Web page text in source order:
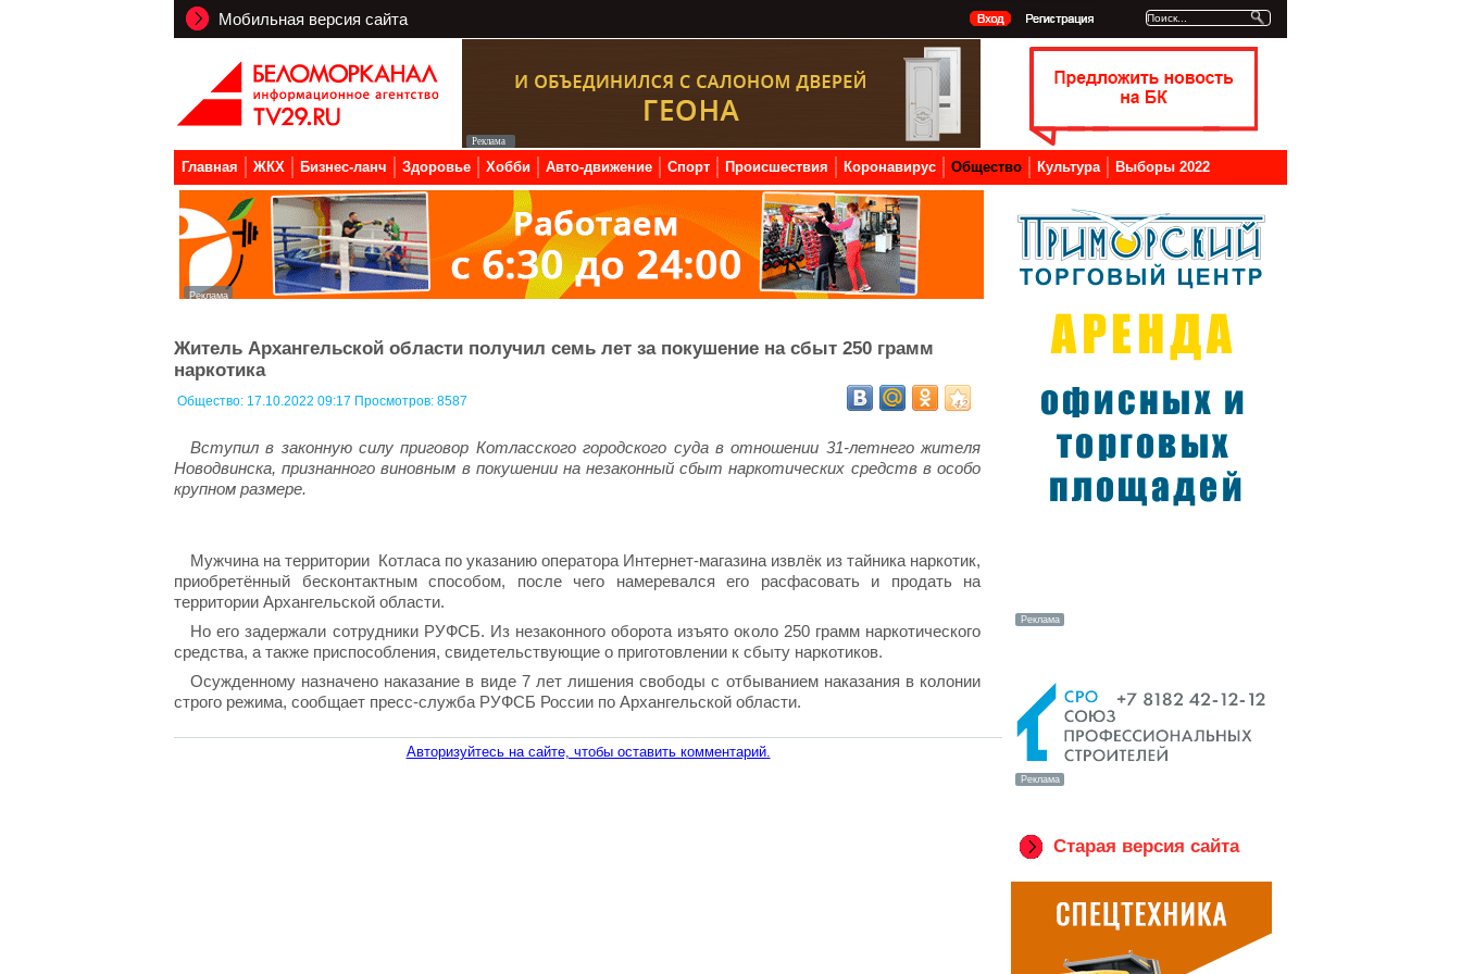
Мобильная версия сайта
Главная ЖКХ Бизнес-ланч Здоровье Хобби Авто-движение Спорт Происшествия Коронавирус Общество Культура Выборы 2022
Житель Архангельской области получил семь лет за покушение на сбыт 250 грамм
наркотика
Общество: 17.10.2022 09:17 Просмотров: 8587
Вступил в законную силу приговор Котласского городского суда в отношении 31-летнего жителя
Новодвинска, признанного виновным в покушении на незаконный сбыт наркотических средств в особо
крупном размере.
Мужчина на территории Котласа по указанию оператора Интернет-магазина извлёк из тайника наркотик,
приобретённый бесконтактным способом, после чего намеревался его расфасовать и продать на
территории Архангельской области.
Но его задержали сотрудники РУФСБ. Из незаконного оборота изъято около 250 грамм наркотического
средства, а также приспособления, свидетельствующие о приготовлении к сбыту наркотиков.
Осужденному назначено наказание в виде 7 лет лишения свободы с отбыванием наказания в колонии
строго режима, сообщает пресс-служба РУФСБ России по Архангельской области.
Авторизуйтесь на сайте, чтобы оставить комментарий.
Старая версия сайта